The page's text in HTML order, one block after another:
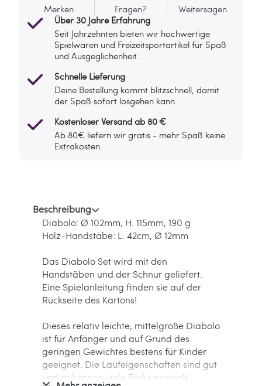
Merken Fragen?
Weitersagen
Über 30 Jahre Erfahrung
Seit Jahrzehnten bieten wir hochwertige
Spielwaren und Freizeitsportartikel für Spaß
und Ausgeglichenheit.
Schnelle Lieferung
Deine Bestellung kommt blitzschnell, damit
der Spaß sofort losgehen kann.
Kostenloser Versand ab 80 €
Ab 80€ liefern wir gratis - mehr Spaß keine
Extrakosten.
Beschreibung
Diabolo: Ø 102mm, H. 115mm, 190 g
Holz-Handstäbe: L. 42cm, Ø 12mm
Das Diabolo Set wird mit den
Handstäben und der Schnur geliefert.
Eine Spielanleitung finden sie auf der
Rückseite des Kartons!
Dieses relativ leichte, mittelgroße Diabolo
ist für Anfänger und auf Grund des
geringen Gewichtes bestens für Kinder
geeignet. Die Laufeigenschaften sind gut
und es können viele Tricks gespielt